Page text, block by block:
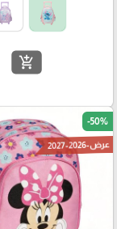
add_shopping_cart
-50%
عرض-2026-2027